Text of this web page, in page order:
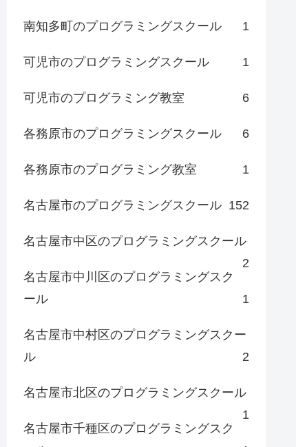
南知多町のプログラミングスクール 1
可児市のプログラミングスクール 1
可児市のプログラミング教室 6
各務原市のプログラミングスクール 6
各務原市のプログラミング教室 1
名古屋市のプログラミングスクール 152
名古屋市中区のプログラミングスクール
2
名古屋市中川区のプログラミングスク
ール
1
名古屋市中村区のプログラミングスクー
ル
2
名古屋市北区のプログラミングスクール
1
名古屋市千種区のプログラミングスク